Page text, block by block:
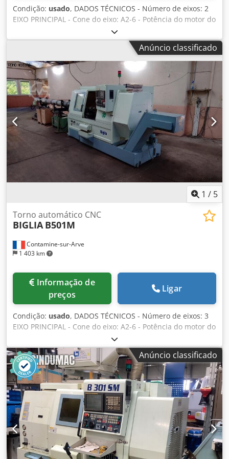
transportador de cavacos: 4.450 x 1.900 x 2.100 mm
(altura) Altura do centro do eixo: 1.060 mm Peso com
transportador de cavacos: 6000 kg Máquina completa com:
• Sistema de aperto Autoblok de 25 mm • 6 porta-
ferramentas fixos para trabalho interno • 5 porta-
ferramentas fixos para trabalho externo • 1 Frontal • 4
Motorizados axiais + 2 radiais • Sistema de ajuste prévio •
Manuais de instruções e declaração CE
Condição: usado, DADOS TÉCNICOS - Número de eixos: 2
EIXO PRINCIPAL - Cone do eixo: A2-6 - Potência do motor do
eixo: 15 [kW] - Velocidade do eixo: 4000 [rpm] - Diâmetro
máximo da barra: 68 [mm] EIXO CONTRÁRIO - Potência do
motor do eixo: 5,5 [kW] - Diâmetro máximo na mesa de
trabalho: 320 [mm] - Resolução mínima do eixo C: 0,001
[graus] TORRETA - Número de posições: 12 - Curso X/Z:
210/500 [mm] - Potência das ferramentas acionadas: 3,7
[kW] ALIMENTAÇÃO ELÉTRICA - Tensão de alimentação: 400
[V] - Potência total: 17 [kW] PESO E DIMENSÕES - Espaço
ocupado: 3900 x 1870 [mm] - Altura da máquina: 1960
[mm] - Peso da máquina: 4300 [kg] HORAS DA MÁQUINA -
Horas em funcionamento: 50508 [horas] - Horas de
operação: 9147 [horas] ACESSÓRIOS - Comando: Fanuc 18-
T - Depósito de líquido de refrigeração - Transportador de
cavacos - Sistema de remoção de peças - Mandril
Djdpfxozrh Spe Amljkr
Anúncio classificado
1 / 5
Contamine-sur-Arve
1 403 km
Torno automático CNC
BIGLIA B501M
preços
Ligar
Condição: usado, DADOS TÉCNICOS - Número de eixos: 3
EIXO PRINCIPAL - Cone do eixo: A2-6 - Potência do motor do
eixo: 15 [kW] - Velocidade do eixo: 4000 [rpm] - Diâmetro
máximo da barra: 68 [mm] - Diâmetro máximo na mesa de
trabalho: 320 [mm] - Resolução mínima do eixo C: 0,001
[graus] TORRETA - Número de posições: 12 - Número de
posições motorizadas: 6 - Curso X/Z: 210/500 [mm] - Tipo
de ferramenta: VDI 40 - Velocidade das ferramentas
acionadas: 4000 [rpm] - Potência das ferramentas
acionadas: 3,7 [kW] CONTRA-PONTO - Tipo de contra-
ponto: Manual Dkedjzrh Siopfx Amljr - Tipo de cone: MK 4 -
Curso do contra-ponto: 500 [mm] - Curso da ponta: 100
[mm] ALIMENTAÇÃO ELÉTRICA - Tensão de alimentação:
400 [V] - Potência total: 17 [kW] PESO E DIMENSÕES -
Anúncio classificado